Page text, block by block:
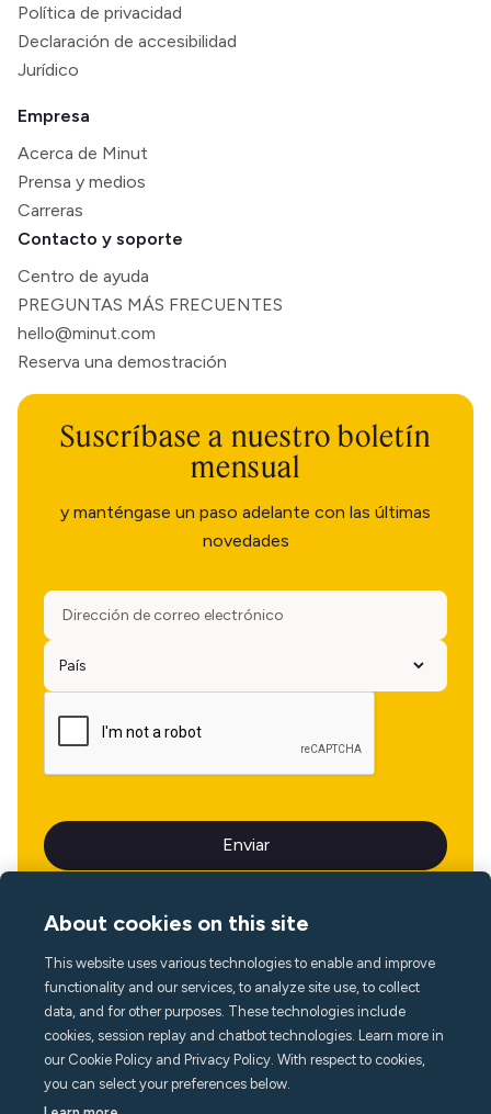
Política de privacidad
Declaración de accesibilidad
Jurídico
Empresa
Acerca de Minut
Prensa y medios
Carreras
Contacto y soporte
Centro de ayuda
PREGUNTAS MÁS FRECUENTES
hello@minut.com
Reserva una demostración
Suscríbase a nuestro boletín
mensual
y manténgase un paso adelante con las últimas
novedades
Idioma
About cookies on this site
This website uses various technologies to enable and improve
functionality and our services, to analyze site use, to collect
data, and for other purposes. These technologies include
cookies, session replay and chatbot technologies. Learn more in
our Cookie Policy and Privacy Policy. With respect to cookies,
you can select your preferences below.